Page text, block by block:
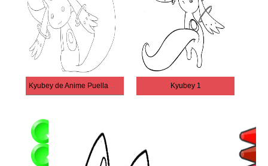
Kyubey de Anime Puella Magi Madoka Magica Kyubey 1